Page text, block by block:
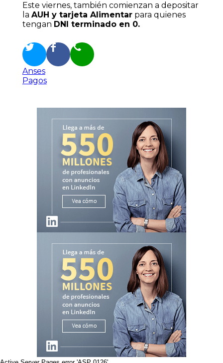
Este viernes, también comienzan a depositar
la AUH y tarjeta Alimentarpara quienes
tengan DNI terminado en 0.
Anses
Pagos